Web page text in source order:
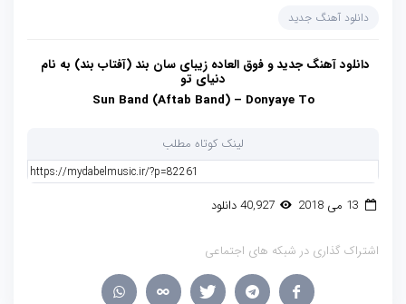
دانلود آهنگ جدید
دانلود آهنگ جدید و فوق العاده زیبای سان بند (آفتاب بند) به نام
دنیای تو
Sun Band (Aftab Band) – Donyaye To
لینک کوتاه مطلب
40,927 دانلود
اشتراک گذاری در شبکه های اجتماعی